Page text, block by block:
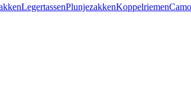
LegertassenPlunjezakkenKoppelriemen